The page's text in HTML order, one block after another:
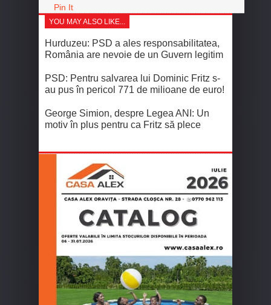
Pin It
YOU MAY ALSO LIKE...
Hurduzeu: PSD a ales responsabilitatea,
România are nevoie de un Guvern legitim
PSD: Pentru salvarea lui Dominic Fritz s-
au pus în pericol 771 de milioane de euro!
George Simion, despre Legea ANI: Un
motiv în plus pentru ca Fritz să plece